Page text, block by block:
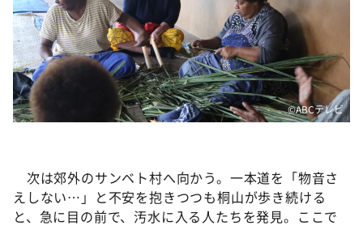
©️ABCテレビ
次は郊外のサンベト村へ向かう。一本道を「物音さ
えしない…」と不安を抱きつつも桐山が歩き続ける
と、急に目の前で、汚水に入る人たちを発見。ここで